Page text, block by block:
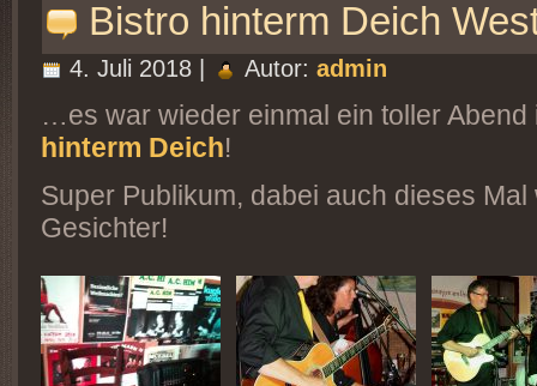
Bistro hinterm Deich
4. Juli 2018 | Autor: admin
…es war wieder einmal ein toller
hinterm Deich!
Super Publikum, dabei auch dieses
Gesichter!